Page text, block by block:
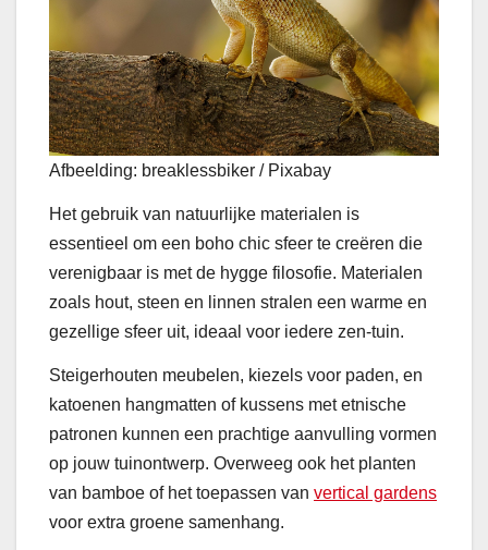
Afbeelding: breaklessbiker / Pixabay
Het gebruik van natuurlijke materialen is
essentieel om een boho chic sfeer te creëren die
verenigbaar is met de hygge filosofie. Materialen
zoals hout, steen en linnen stralen een warme en
gezellige sfeer uit, ideaal voor iedere zen-tuin.
Steigerhouten meubelen, kiezels voor paden, en
katoenen hangmatten of kussens met etnische
patronen kunnen een prachtige aanvulling vormen
op jouw tuinontwerp. Overweeg ook het planten
van bamboe of het toepassen van vertical gardens
voor extra groene samenhang.